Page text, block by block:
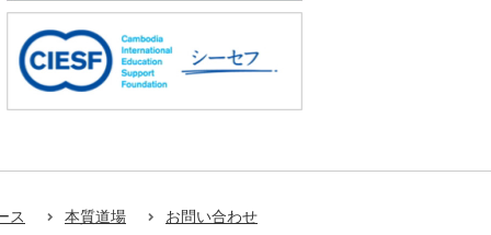
ス 本質道場 お問い合わせ